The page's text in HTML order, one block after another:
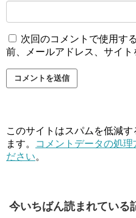
次回のコメントで使用す
前、メールアドレス、サイト
このサイトはスパムを低減
ます。
コメントデータの処理
ださい。
今いちばん読まれている